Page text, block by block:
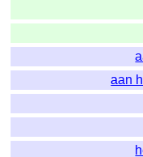
aan